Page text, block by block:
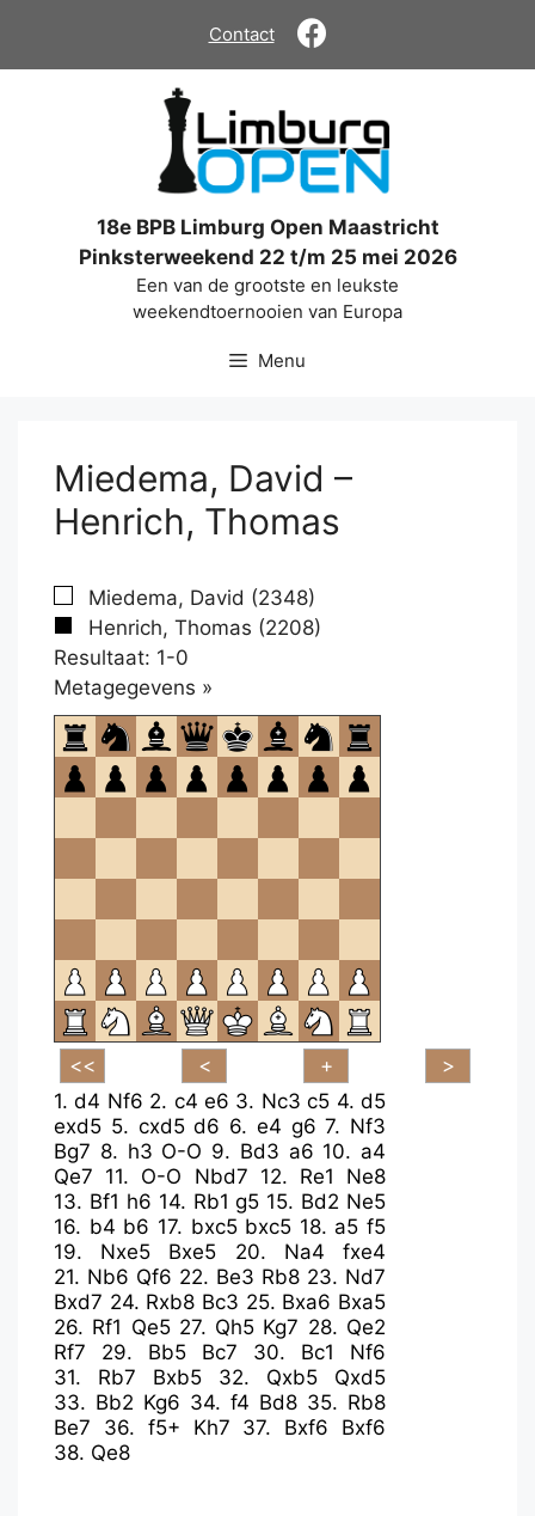
de
Contact
18e BPB Limburg Open Maastricht
Pinksterweekend 22 t/m 25 mei 2026
Een van de grootste en leukste
weekendtoernooien van Europa
Menu
Miedema, David –
Henrich, Thomas
Miedema, David (2348)
Henrich, Thomas (2208)
Resultaat: 1-0
Metagegevens »
om
te
openen.
1.d4 Nf6 2. c4 e6 3. Nc3 c5 4.d5
exd5 5. cxd5 d6 6. e4 g6 7. Nf3
Bg7 8. h3 O-O 9. Bd3 a6 10. a4
Qe7 11. O-O Nbd7 12. Re1
Ne8
13. Bf1 h6 14. Rb1 g5 15. Bd2 Ne5
16. b4 b6 17. bxc5 bxc5 18. a5 f5
19. Nxe5 Bxe5 20. Na4
fxe4
21. Nb6 Qf6 22. Be3 Rb8 23. Nd7
Bxd7 24. Rxb8 Bc3 25. Bxa6 Bxa5
26. Rf1 Qe5 27. Qh5 Kg7 28. Qe2
Rf7
29. Bb5 Bc7 30. Bc1
Nf6
31. Rb7 Bxb5 32. Qxb5
Qxd5
33. Bb2 Kg6 34. f4 Bd8 35. Rb8
Be7
36. f5+ Kh7 37. Bxf6
Bxf6
38. Qe8